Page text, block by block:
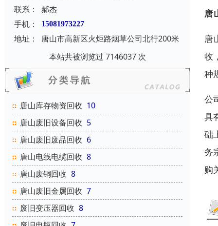
联系：
郝杰
手机：
15081973227
地址：
唐山市高新区火炬路烟草公司北行200米
本站共被浏览过 7146037 次
唐山库存物资回收 10
唐山废旧设备回收 5
唐山废旧废品回收 6
唐山电线电缆回收 8
唐山废铜回收 8
唐山废旧金属回收 7
废旧变压器回收 8
唐
唐
收
种
公
具
础
务
购